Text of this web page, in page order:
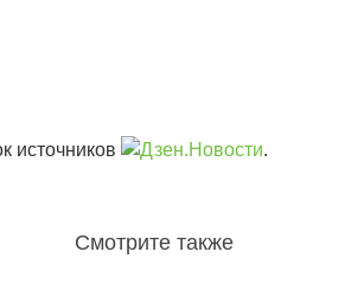
источников .
Смотрите также